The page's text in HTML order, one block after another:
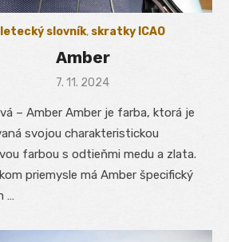
letecký slovník, skratky ICAO
Amber
Posted
7. 11. 2024
– Amber Amber je farba, ktorá je
svojou charakteristickou
farbou s odtieňmi medu a zlata.
priemysle má Amber špecifický
…